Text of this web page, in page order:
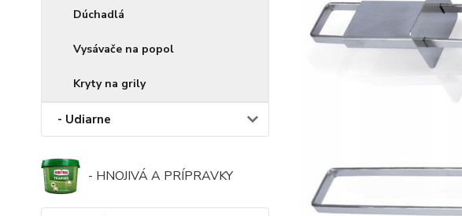
Dúchadlá
Vysávače na popol
Kryty na grily
- Udiarne
- HNOJIVÁ A PRÍPRAVKY